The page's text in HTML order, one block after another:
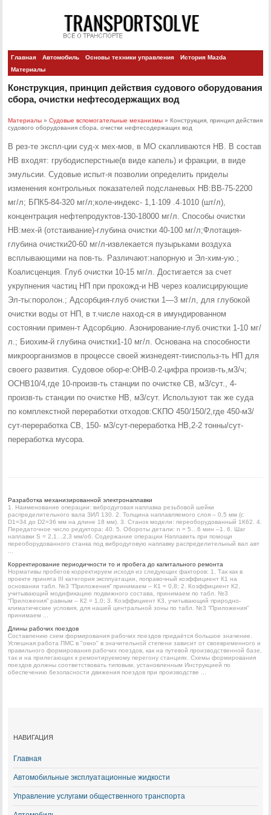
Главная Автомобиль Основы техники управления
История Mazda
Материалы
Конструкция, принцип действия судового оборудования
сбора, очистки нефтесодержащих вод
Материалы »Судовые вспомогательные механизмы » Конструкция, принцип действия
судового оборудования сбора, очистки нефтесодержащих вод
В рез-те экспл-ции суд-х мех-мов, в МО скапливаются НВ. В состав
НВ входят: грубодисперстные(в виде капель) и фракции, в виде
эмульсии. Судовые испыт-я позволии определить приделы
изменения контрольных показателей подсланевых НВ:ВВ-75-2200
мг/л; БПК5-84-320 мг/л;коле-индекс- 1,1·109 .4·1010 (шт/л),
концентрация нефтепродуктов-130-18000 мг/л. Способы очистки
НВ:мех-й (отстаивание)-глубина очистки 40-100 мг/л;Флотация-
глубина очистки20-60 мг/л-извлекается пузырьками воздуха
всплывающими на пов-ть. Различают:напорную и Эл-хим-ую.;
Коалисценция. Глуб очистки 10-15 мг/л. Достигается за счет
укрупнения частиц НП при прохожд-и НВ через коалисцирующие
Эл-ты:поролон.; Адсорбция-глуб очистки 1—3 мг/л, для глубокой
очистки воды от НП, в т.числе наход-ся в имундированном
состоянии примен-т Адсорбцию. Азонирование-глуб.очистки 1-10 мг/
л.; Биохим-й глубина очистки1-10 мг/л. Основана на способности
микроорганизмов в процессе своей жизнедеят-тииспольз-ть НП для
своего развития. Судовое обор-е:ОНВ-0.2-цифра произв-ть,м3/ч;
ОСНВ10/4,где 10-произв-ть станции по очистке СВ, м3/сут., 4-
произв-ть станции по очистке НВ, м3/сут. Используют так же суда
по комплекстной переработки отходов:СКПО 450/150/2,где 450-м3/
сут-переработка СВ, 150- м3/сут-переработка НВ,2-2 тонны/сут-
переработка мусора.
Разработка механизированной электронаплавки
1. Наименование операции: вибродуговая наплавка резьбовой шейки
распределительного вала ЗИЛ 130. 2. Толщина наплавляемого слоя – 0,5 мм (с
D1=34 до D2=36 мм на длине 18 мм). 3. Станок модели: переоборудованный 1К62. 4.
Передаточное число редуктора: 40. 5. Обороты детали: n = 5…6 мин –1. 6. Шаг
наплавки S = 2,1…2,3 мм/об. Содержание операции Наплавить при помощи
переоборудованного станка под вибродуговую наплавку распределительный вал авт
Корректирование периодичности то и пробега до капитального ремонта
Нормативы пробегов корректируем исходя из следующих факторов: 1. Так как в
проекте принята III категория эксплуатации, поправочный коэффициент К1 на
основании табл. №3 “Приложения” принимаем – К1 = 0,8; 2. Коэффициент К2,
учитывающий модификацию подвижного состава, принимаем по табл. №3
“Приложения” равным – К2 = 1,0; 3. Коэффициент К3, учитывающий природно-
климатические условия, для нашей центральной зоны по табл. №3 “Приложения”
принимаем ...
Длины рабочих поездов
Составлению схем формирования рабочих поездов придаётся большое значение.
Успешная работа ПМС в "окно" в значительной степени зависит от своевременного и
правильного формирования рабочих поездов, как на путевой производственной базе,
так и на прилегающих к ремонтируемому перегону станциях. Схемы формирования
поездов должны соответствовать типовым, установленным Инструкцией по
обеспечению безопасности движения поездов при производстве ...
НАВИГАЦИЯ
Главная
Автомобильные эксплуатационные жидкости
Управление услугами общественного транспорта